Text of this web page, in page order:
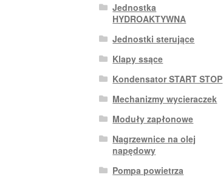
Jednostka
HYDROAKTYWNA
Jednostki sterujące
Klapy ssące
Kondensator START STOP
Mechanizmy wycieraczek
Moduły zapłonowe
Nagrzewnice na olej
napędowy
Pompa powietrza